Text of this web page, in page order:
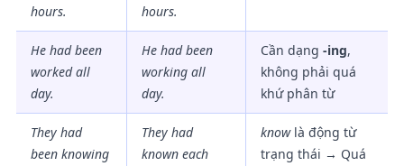
hours.
hours.
He had been
worked all
day.
He had been
working all
day.
Cần dạng -ing,
không phải quá
khứ phân từ
They had
been knowing
They had
known each
knowlà động từ
trạng thái → Quá